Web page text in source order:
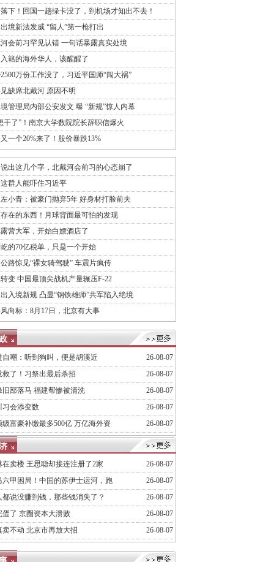
下！回国一趟绿卡没了，到机场才知出不去！
境新法发威 “留人”第一枪打出
会前习罕见认错 一句话暴露真实处境
籍的海外华人，该醒醒了
万份工作没了，习近平国师“闯大祸”
缺席北戴河 原因不明
管理局内部公安发文 曝 “新规”惊人内幕
干了”！南京大学数院院长辞职信爆火
一个20%来了！股价暴跌13%
出这几个字，北戴河会前习的心态崩了
群人能吓住习近平
小青：被豪门抛弃5年 好身材打脸前夫
在的东西！月球背面最可怕的发现
营大军，开始白嫖酒店了
的70亿税单，只是一个开始
路惊见“裸女骑驾驶” 车震片疯传
变 中国最顶尖战机产量辗压F-22
入境新规 凸显“钢铁雄师”共军陷入绝境
向标：8月17日，北京有大事
自嘲：听到狗叫，便是胡溪近
26-08-07
救了！习祭出最后杀招
26-08-07
旧部落马 福建帮惨被清洗
26-08-07
习会添变数
26-08-07
级富豪补缴最多500亿 万亿海外资
26-08-07
在卖楼 王思聪却接连注册了2家
26-08-07
六甲困局！中国的苏伊士运河，跑
26-08-07
都说没赚到钱，那些钱消失了？
26-08-07
蛋了 京圈资本大溃败
26-08-07
卖不动 北京市再放大招
26-08-07